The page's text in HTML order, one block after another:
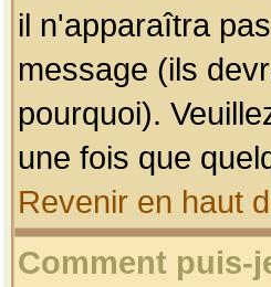
il n'apparaîtra
message (ils
pourquoi).
une fois que
Revenir en haut
Comment puis-